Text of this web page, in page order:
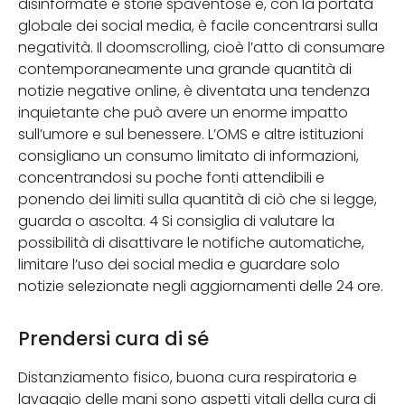
globale dei social media, è facile concentrarsi sulla
negatività. Il doomscrolling, cioè l’atto di consumare
contemporaneamente una grande quantità di
notizie negative online, è diventata una tendenza
inquietante che può avere un enorme impatto
sull’umore e sul benessere. L’OMS e altre istituzioni
consigliano un consumo limitato di informazioni,
concentrandosi su poche fonti attendibili e
ponendo dei limiti sulla quantità di ciò che si legge,
guarda o ascolta. 4 Si consiglia di valutare la
possibilità di disattivare le notifiche automatiche,
limitare l’uso dei social media e guardare solo
notizie selezionate negli aggiornamenti delle 24 ore.
Prendersi cura di sé
Distanziamento fisico, buona cura respiratoria e
lavaggio delle mani sono aspetti vitali della cura di